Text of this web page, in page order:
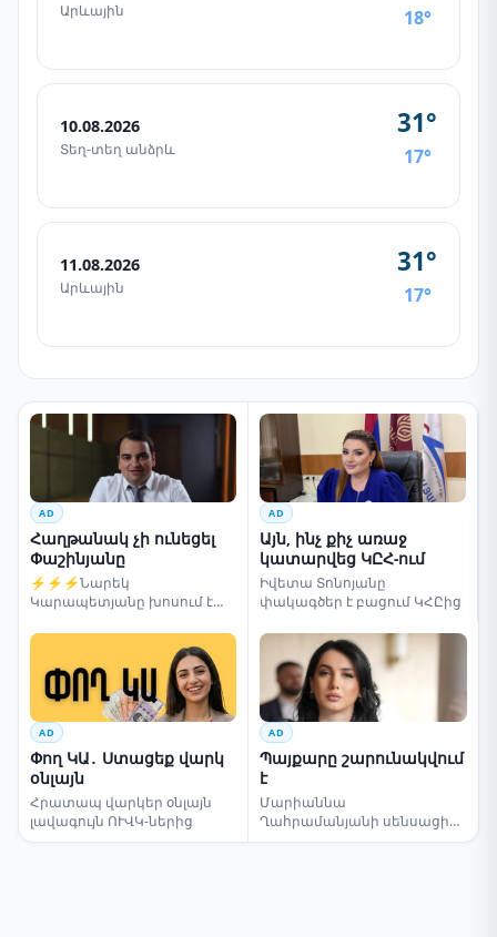
Արևային 18°
10.08.2026
Տեղ-տեղ անձրև
31°
17°
11.08.2026
Արևային
31°
17°
AD
Հաղթանակ չի ունեցել
Փաշինյանը
⚡⚡⚡Նարեկ
Կարապետյանը խոսում է
AD
Այն, ինչ քիչ առաջ
կատարվեց ԿԸՀ-ում
Իվետա Տոնոյանը
փակագծեր է բացում ԿՀԸից
AD
Փող ԿԱ․ Ստացեք վարկ
օնլայն
Հրատապ վարկեր օնլայն
լավագույն ՈՒՎԿ-ներից
AD
Պայքարը շարունակվում
է
Մարիաննա
Ղահրամանյանի սենսացիոն
կոչը